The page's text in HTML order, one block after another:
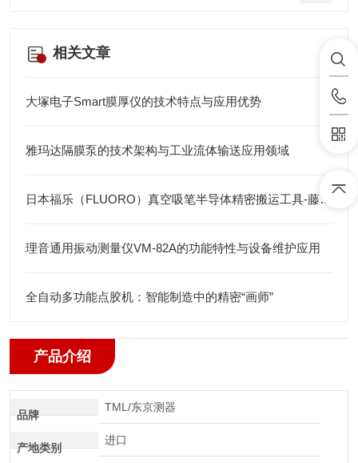
相关文章
大塚电子Smart膜厚仪的技术特点与应用优势
雅玛达隔膜泵的技术架构与工业流体输送应用领域
日本福乐（FLUORO）真空吸笔半导体精密搬运工具-藤田光学
理音通用振动测量仪VM-82A的功能特性与设备维护应用
全自动多功能点胶机：智能制造中的精密“画师”
产品介绍
品牌
TML/东京测器
产地类别
进口